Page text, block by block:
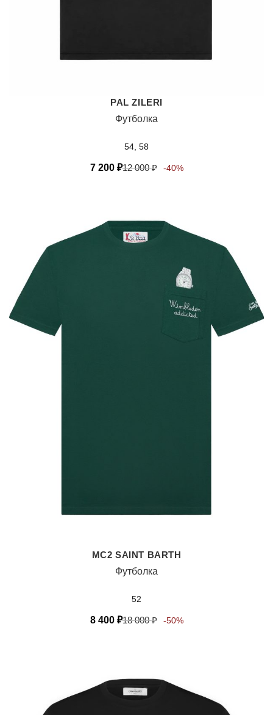
PAL ZILERI
Футболка
54, 58
7 200 ₽12 000₽ -40%
MC2 SAINT BARTH
Футболка
52
8 400 ₽18 000₽ -50%